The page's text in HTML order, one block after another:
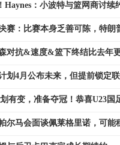
Haynes：小波特与篮网商讨续
赛：比赛本身乏善可陈，特朗
对抗&速度&篮下终结比去年
划4月公布未来，但提前锁定
有变，准备夺冠！恭喜U23国
尔马会面谈佩莱格里诺，可能